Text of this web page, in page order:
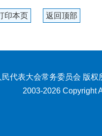
印本页 返回顶部
代表大会常务委员会 版权
2003-2026 Copyright